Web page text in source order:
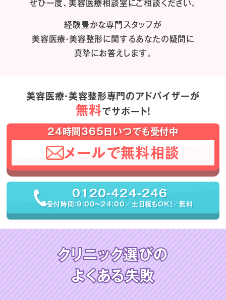
ぜひ一度、美容医療相談室にご相談ください。
経験豊かな専門スタッフが
美容医療・美容整形に関するあなたの疑問に
真摯にお答えします。
美容医療・美容整形専門のアドバイザーが
無料でサポート！
24時間365日いつでも受付中
メールで無料相談
0120-424-246
受付時間：9:00〜24:00／土日祝もOK！／無料
クリニック選びの
よくある失敗